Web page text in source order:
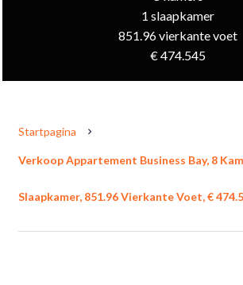
1 slaapkamer
851.96 vierkante voet
€ 474.545
Startpagina
Verkoop Appartement Business Bay, 8
Slaapkamer, 851.96 Vierkante Voet, €